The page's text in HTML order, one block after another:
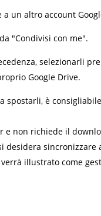
un altro account
"Condivisi con me".
selezionarli
Google Drive.
spostarli, è
non richiede il
desidera
illustrato come